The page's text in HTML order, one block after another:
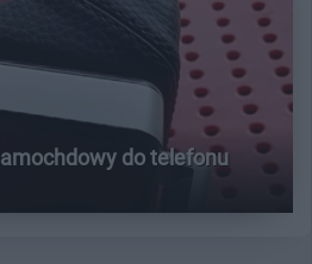
do telefonu